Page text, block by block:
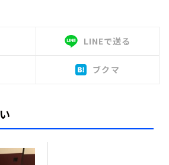
LINEで送る
ブクマ